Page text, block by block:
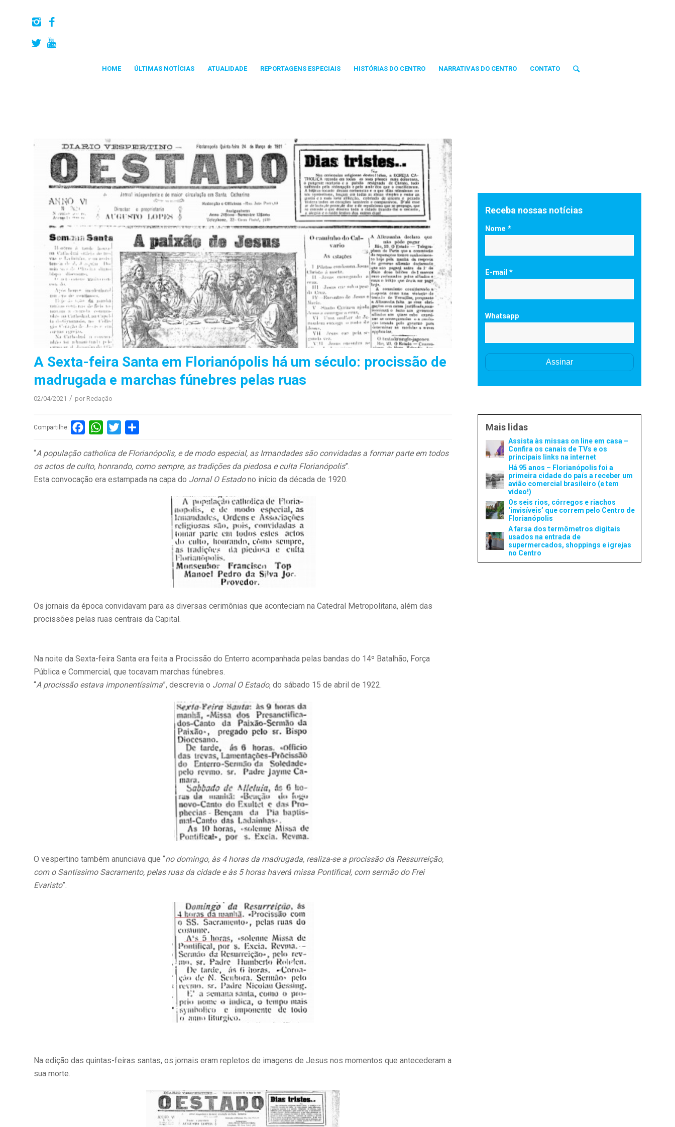
HOME ÚLTIMAS NOTÍCIAS ATUALIDADE REPORTAGENS ESPECIAIS HISTÓRIAS DO CENTRO NARRATIVAS DO CENTRO CONTATO
A Sexta-feira Santa em Florianópolis há um século: procissão de
madrugada e marchas fúnebres pelas ruas
02/04/2021 / por Redação
Compartilhe: FacebookWhatsApp
Twitter
“A população catholica de Florianópolis, e de modo especial, as Irmandades são convidadas a formar parte em todos
os actos de culto, honrando, como sempre, as tradições da piedosa e culta Florianópolis”.
Esta convocação era estampada na capa do Jornal O Estadono início da década de 1920.
Os jornais da época convidavam para as diversas cerimônias que aconteciam na Catedral Metropolitana, além das
procissões pelas ruas centrais da Capital.
Na noite da Sexta-feira Santa era feita a Procissão do Enterro acompanhada pelas bandas do 14º Batalhão, Força
Pública e Commercial, que tocavam marchas fúnebres.
“A procissão estava imponentíssima”, descrevia o Jornal O Estado, do sábado 15 de abril de 1922.
O vespertino também anunciava que “no domingo, às 4 horas da madrugada, realiza-se a procissão da Ressurreição,
com o Santíssimo Sacramento, pelas ruas da cidade e às 5 horas haverá missa Pontifical, com sermão do Frei
Evaristo”.
Na edição das quintas-feiras santas, os jornais eram repletos de imagens de Jesus nos momentos que antecederam a
sua morte.
Receba nossas notícias
Nome *
E-mail *
Whatsapp
Mais lidas
Assista às missas on line em casa –
Confira os canais de TVs e os
principais links na internet
Há 95 anos – Florianópolis foi a
primeira cidade do país a receber um
avião comercial brasileiro (e tem
vídeo!)
Os seis rios, córregos e riachos
‘invisíveis’ que correm pelo Centro de
Florianópolis
A farsa dos termômetros digitais
usados na entrada de
supermercados, shoppings e igrejas
no Centro